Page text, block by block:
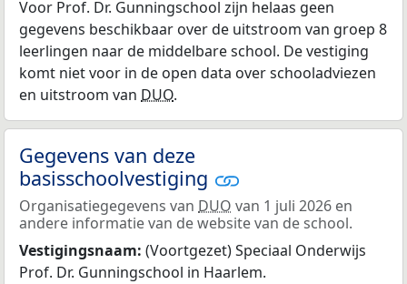
Voor Prof. Dr. Gunningschool zijn helaas geen
gegevens beschikbaar over de uitstroom van groep 8
leerlingen naar de middelbare school. De vestiging
komt niet voor in de open data over schooladviezen
en uitstroom van DUO.
Gegevens van deze
basisschoolvestiging
Organisatiegegevens van DUO van 1 juli 2026 en
andere informatie van de website van de school.
Vestigingsnaam: (Voortgezet) Speciaal Onderwijs
Prof. Dr. Gunningschool in Haarlem.